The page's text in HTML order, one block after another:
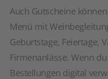
Auch Gutscheine
Menü mit
Geburtstage, Feiertage,
Firmenanlässe. Wenn
Bestellungen digital